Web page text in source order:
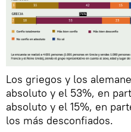
Los griegos y los
absoluto y el 53%, en
absoluto y el 15%, en
los más desconfiados.